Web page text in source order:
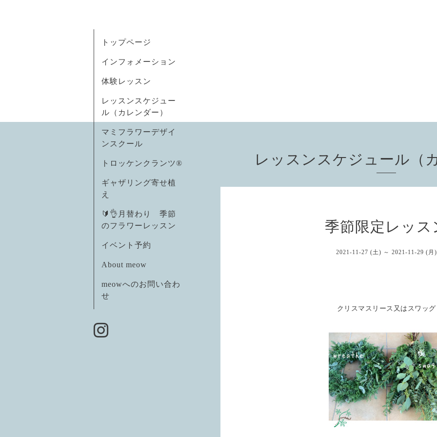
トップページ
インフォメーション
体験レッスン
レッスンスケジュー
ル（カレンダー）
マミフラワーデザイ
ンスクール
トロッケンクランツ®
ギャザリング寄せ植
え
🔰👌月替わり 季節
のフラワーレッスン
イベント予約
About meow
meowへのお問い合わ
せ
レッスンスケジュール（
季節限定レッス
2021-11-27 (土) ～ 2021-11-29 (月)
クリスマスリース又はスワッグ